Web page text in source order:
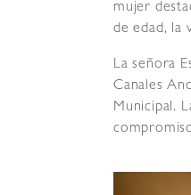
mujer
de edad, la
La señora
Canales
Municipal.